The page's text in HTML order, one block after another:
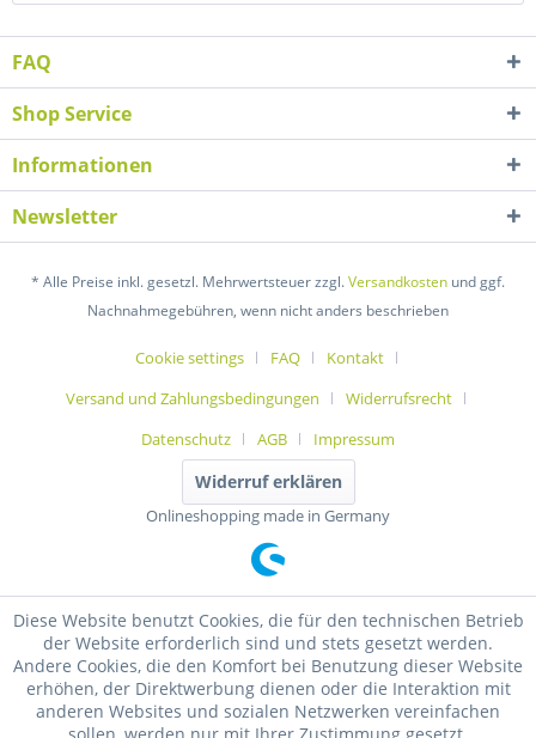
FAQ
Shop Service
Informationen
Newsletter
* Alle Preise inkl. gesetzl. Mehrwertsteuer zzgl.Versandkosten und ggf.
Nachnahmegebühren, wenn nicht anders beschrieben
Cookie settings FAQ
Kontakt
Versand und Zahlungsbedingungen
Widerrufsrecht
Datenschutz
AGB Impressum
Widerruf erklären
Onlineshopping made in Germany
Diese Website benutzt Cookies, die für den technischen Betrieb
der Website erforderlich sind und stets gesetzt werden.
Andere Cookies, die den Komfort bei Benutzung dieser Website
erhöhen, der Direktwerbung dienen oder die Interaktion mit
anderen Websites und sozialen Netzwerken vereinfachen